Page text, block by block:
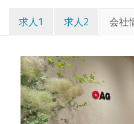
求人1 求人2 会社